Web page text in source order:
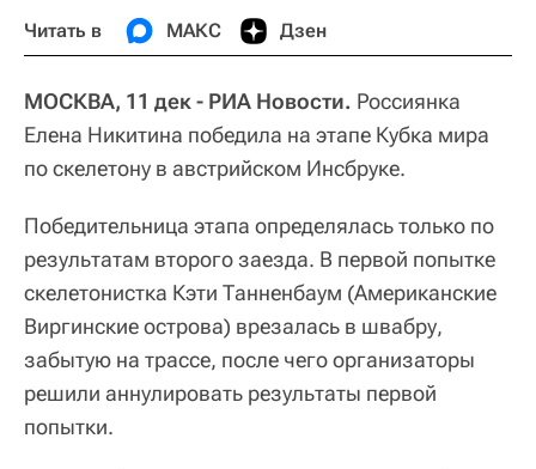
Читать в МАКС Дзен
МОСКВА, 11 дек - РИА Новости. Россиянка
Елена Никитина победила на этапе Кубка мира
по скелетону в австрийском Инсбруке.
Победительница этапа определялась только по
результатам второго заезда. В первой попытке
скелетонистка Кэти Танненбаум (Американские
Виргинские острова) врезалась в швабру,
забытую на трассе, после чего организаторы
решили аннулировать результаты первой
попытки.